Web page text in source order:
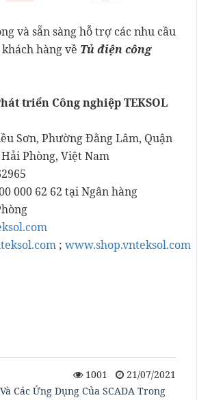
và sẵn sàng hỗ trợ các nhu cầu
hàng về Tủ điện công
triển Công nghiệp TEKSOL
Sơn, Phường Đằng Lâm, Quận
Phòng, Việt Nam
000 62 62 tại Ngân hàng
; www.shop.vnteksol.com
1001
21/07/2021
Các Ứng Dụng Của SCADA Trong